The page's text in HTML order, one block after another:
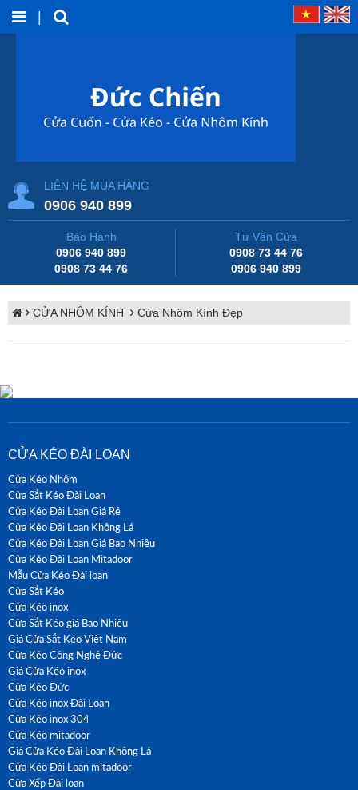
LIÊN HỆ MUA HÀNG
0906 940 899
Bảo Hành
0906 940 899
0908 73 44 76
Tư Vấn Cửa
0908 73 44 76
0906 940 899
CỬA NHÔM KÍNH Cửa Nhôm Kính Đẹp
CỬA KÉO ĐÀI LOAN
Cửa Kéo Nhôm
Cửa Sắt Kéo Đài Loan
Cửa Kéo Đài Loan Giá Rẻ
Cửa Kéo Đài Loan Không Lá
Cửa Kéo Đài Loan Giá Bao Nhiêu
Cửa Kéo Đài Loan Mitadoor
Mẫu Cửa Kéo Đài loan
Cửa Sắt Kéo
Cửa Kéo inox
Cửa Sắt Kéo giá Bao Nhiêu
Giá Cửa Sắt Kéo Việt Nam
Cửa Kéo Công Nghệ Đức
Giá Cửa Kéo inox
Cửa Kéo Đức
Cửa Kéo inox Đài Loan
Cửa Kéo inox 304
Cửa Kéo mitadoor
Giá Cửa Kéo Đài Loan Không Lá
Cửa Kéo Đài Loan mitadoor
Cửa Xếp Đài loan